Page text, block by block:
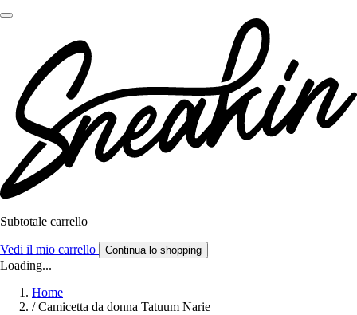
Subtotale carrello
Vedi il mio carrello Continua lo shopping
Loading...
Home
/ Camicetta da donna Tatuum Narie